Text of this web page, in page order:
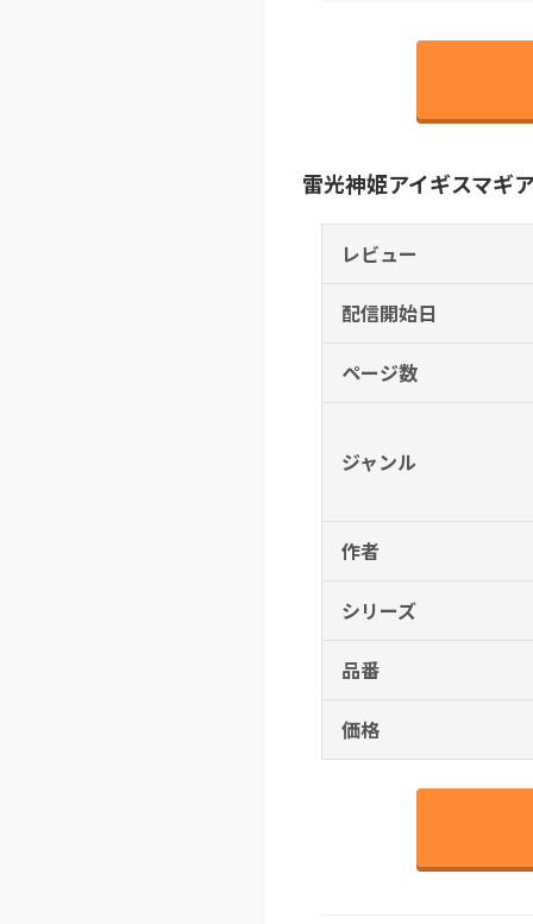
雷光神姫アイギスマ
レビュー
配信開始日
ページ数
ジャンル
作者
シリーズ
品番
価格